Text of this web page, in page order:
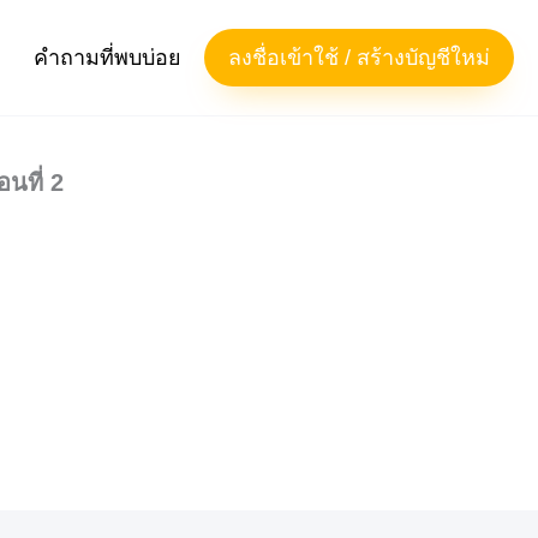
คำถามที่พบบ่อย ลงชื่อเข้าใช้ / สร้างบัญชีใหม่
นที่ 2